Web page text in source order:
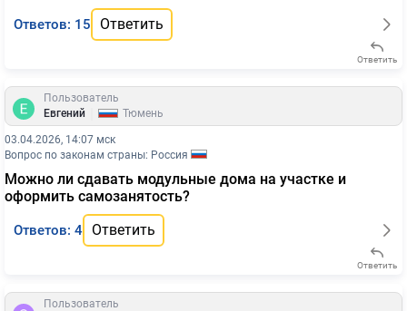
Ответов: 15 Ответить
Ответить
Пользователь
Евгений
Тюмень
03.04.2026, 14:07 мск
Вопрос по законам страны: Россия
Можно ли сдавать модульные дома на участке и
оформить самозанятость?
Ответов: 4 Ответить
Ответить
Пользователь